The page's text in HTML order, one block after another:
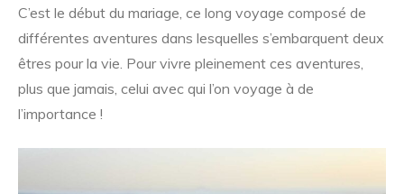
C’est le début du mariage, ce long voyage composé de
différentes aventures dans lesquelles s’embarquent deux
êtres pour la vie. Pour vivre pleinement ces aventures,
plus que jamais, celui avec qui l’on voyage à de
l’importance !